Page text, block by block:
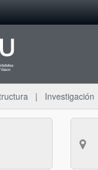
Investigación